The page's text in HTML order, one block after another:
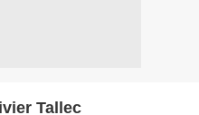
Tallec